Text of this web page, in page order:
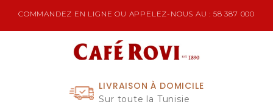
COMMANDEZ EN LIGNE OU APPELEZ-NOUS AU : 58 387 000
LIVRAISON À DOMICILE
Sur toute la Tunisie